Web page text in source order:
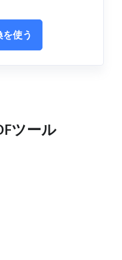
を使う
ツール